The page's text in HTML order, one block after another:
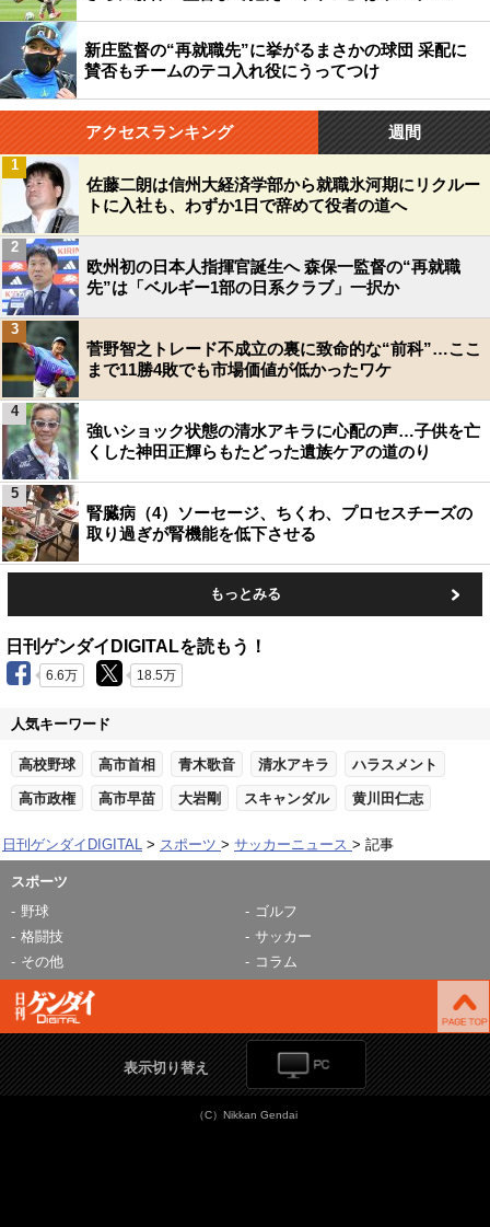
新庄監督の“再就職先”に挙がるまさかの球団 采配に
賛否もチームのテコ入れ役にうってつけ
アクセスランキング 週間
佐藤二朗は信州大経済学部から就職氷河期にリクルー
トに入社も、わずか1日で辞めて役者の道へ
1
欧州初の日本人指揮官誕生へ 森保一監督の“再就職
先”は「ベルギー1部の日系クラブ」一択か
2
菅野智之トレード不成立の裏に致命的な“前科”…ここ
まで11勝4敗でも市場価値が低かったワケ
3
強いショック状態の清水アキラに心配の声…子供を亡
くした神田正輝らもたどった遺族ケアの道のり
4
腎臓病（4）ソーセージ、ちくわ、プロセスチーズの
取り過ぎが腎機能を低下させる
5
もっとみる
日刊ゲンダイDIGITALを読もう！
6.6万 18.5万
人気キーワード
高校野球 高市首相 青木歌音 清水アキラ ハラスメント
高市政権 高市早苗 大岩剛 スキャンダル 黄川田仁志
日刊ゲンダイDIGITAL スポーツ サッカーニュース 記事
スポーツ
野球
ゴルフ
格闘技
サッカー
その他
コラム
表示切り替え
（C）Nikkan Gendai